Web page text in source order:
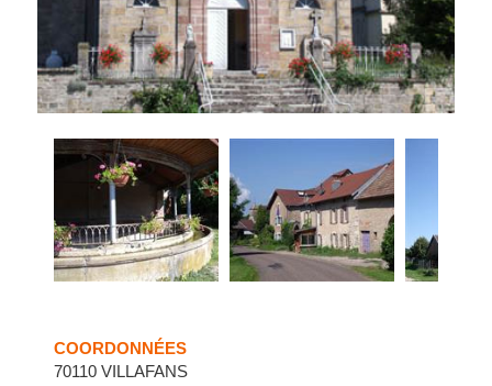
COORDONNÉES
70110 VILLAFANS